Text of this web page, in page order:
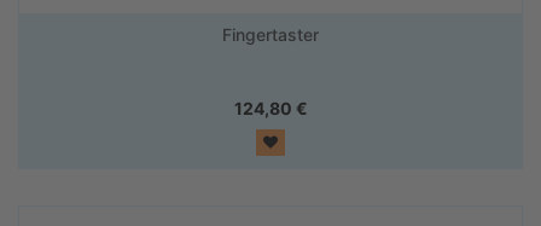
Fingertaster
124,80 €